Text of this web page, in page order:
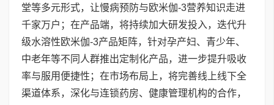
堂等多元形式，让慢病预防与欧米伽-3营养知识走进
千家万户；在产品端，将持续加大研发投入，迭代升
级水溶性欧米伽-3产品矩阵，针对孕产妇、青少年、
中老年等不同人群推出定制化产品，进一步提升吸收
率与服用便捷性；在市场布局上，将完善线上线下全
渠道体系，深化与连锁药房、健康管理机构的合作，